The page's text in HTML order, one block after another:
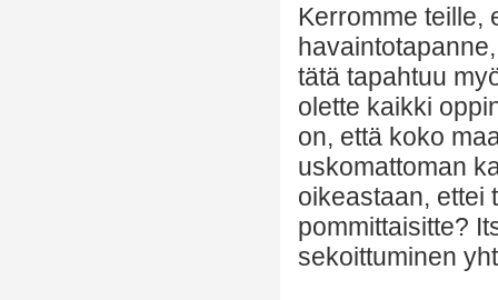
Kerromme teille,
tätä tapahtuu
olette kaikki
on, että koko
uskomattoman
oikeastaan, ettei
pommittaisitte?
sekoittuminen